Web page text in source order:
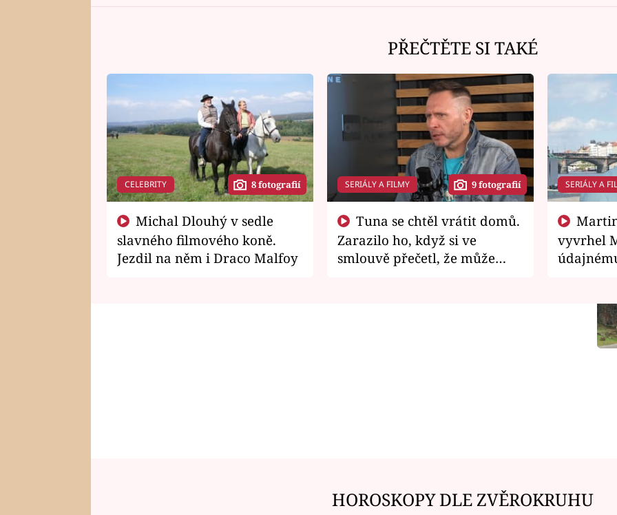
PŘEČTĚTE SI TAKÉ
CELEBRITY 8 fotografií
slavného filmového koně.
Jezdil na něm i Draco Malfoy
SERIÁLY A FILMY 9 fotografií
Zarazilo ho, když si ve
smlouvě přečetl, že může
SERIÁLY A
vyvrhel
HOROSKOPY DLE ZVĚROKRUHU